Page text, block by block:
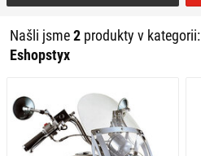
Našli jsme2 produkty v kategorii:
Eshopstyx